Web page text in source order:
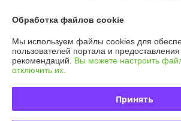
Индивидуальный предприниматель:И.П Седых
Анатольевна
220090, г. Минск, ул. Кольцова, д. 5, кв. 36*
Регистрационный номер ЕГР: 101207410
Обработка файлов cookie
Мы используем файлы cookies для
пользователей портала и
рекомендаций. Вы можете настроить
отключить их.
Принять